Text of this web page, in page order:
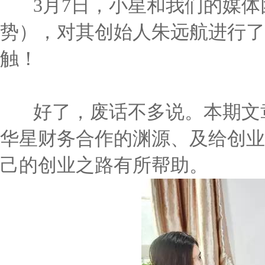
3月7日，小星和我们的媒体
势），对其创始人朱远航进行
触！
好了，废话不多说。本期文
华星财务合作的渊源、及给创
己的创业之路有所帮助。